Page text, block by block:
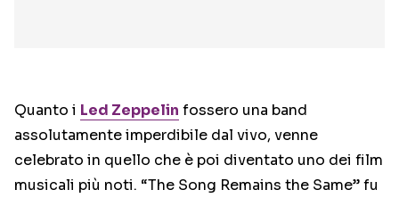
Quanto i Led Zeppelin fossero una band
assolutamente imperdibile dal vivo, venne
celebrato in quello che è poi diventato uno dei film
musicali più noti. “The Song Remains the Same” fu